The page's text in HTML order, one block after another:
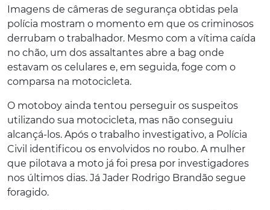
Imagens de câmeras de segurança obtidas pela
polícia mostram o momento em que os criminosos
derrubam o trabalhador. Mesmo com a vítima caída
no chão, um dos assaltantes abre a bag onde
estavam os celulares e, em seguida, foge com o
comparsa na motocicleta.
O motoboy ainda tentou perseguir os suspeitos
utilizando sua motocicleta, mas não conseguiu
alcançá-los. Após o trabalho investigativo, a Polícia
Civil identificou os envolvidos no roubo. A mulher
que pilotava a moto já foi presa por investigadores
nos últimos dias. Já Jader Rodrigo Brandão segue
foragido.